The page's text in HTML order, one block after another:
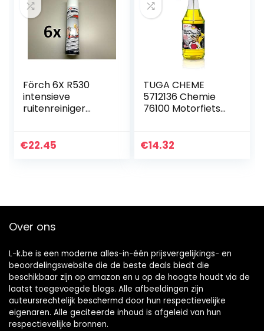
Förch 6X R530
intensieve
ruitenreiniger
400ml)
€22.45
TUGA CHEME
5712136 Chemie
76100 Motorfiets
€14.32
Over ons
L-k.be is een moderne alles-in-één prijsvergelijkings- en
beoordelingswebsite die de beste deals biedt die
beschikbaar zijn op amazon en u op de hoogte houdt via de
laatst toegevoegde blogs. Alle afbeeldingen zijn
auteursrechtelijk beschermd door hun respectievelijke
eigenaren. Alle geciteerde inhoud is afgeleid van hun
respectievelijke bronnen.